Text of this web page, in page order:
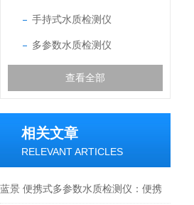
手持式水质检测仪
多参数水质检测仪
查看全部
相关文章
RELEVANT ARTICLES
蓝景 便携式多参数水质检测仪：便携